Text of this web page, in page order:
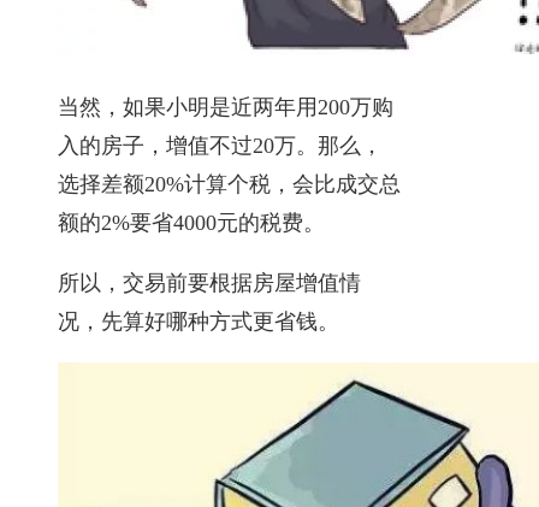
当然，如果小明是近两年用200万购
入的房子，增值不过20万。那么，
选择差额20%计算个税，会比成交总
额的2%要省4000元的税费。
所以，交易前要根据房屋增值情
况，先算好哪种方式更省钱。